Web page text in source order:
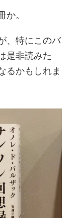
。
、特にこのバ
是非読みた
るかもしれま